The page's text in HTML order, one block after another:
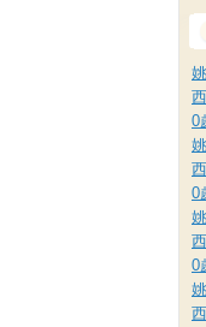
0
0
0